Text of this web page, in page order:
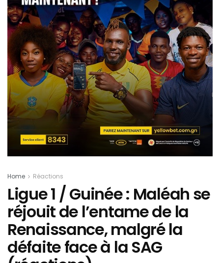
Home Réactions
Ligue 1 / Guinée : Maléah se
réjouit de l’entame de la
Renaissance, malgré la
défaite face à la SAG